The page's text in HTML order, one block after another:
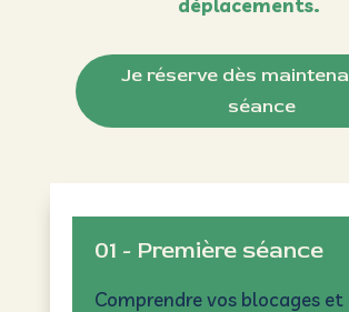
Je réserve dès
séance
01 - Première séance
Comprendre vos blocages et